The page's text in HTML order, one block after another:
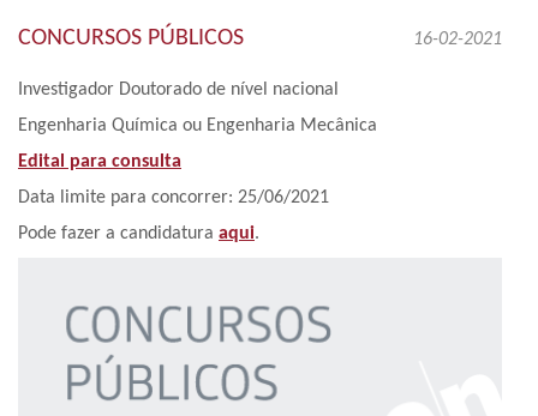
CONCURSOS PÚBLICOS 16-02-2021
Investigador Doutorado de nível nacional
Engenharia Química ou Engenharia Mecânica
Edital para consulta
Data limite para concorrer: 25/06/2021
Pode fazer a candidatura aqui.